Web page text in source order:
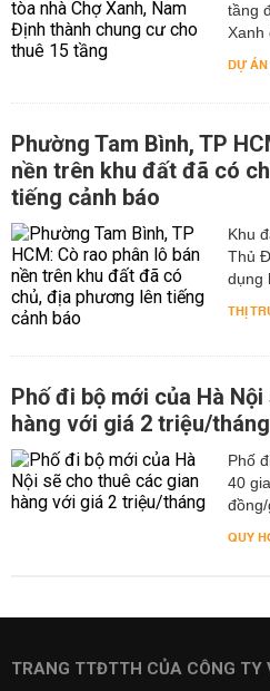
tầng
Xanh
DỰ ÁN
Phường Tam Bình, TP
nền trên khu đất đã có
tiếng cảnh báo
Khu
Thủ
dụng
THỊ
Phố đi bộ mới của Hà
hàng với giá 2 triệu/tháng
Phố
40
đồng/
QUY
TRANG TTĐTTH CỦA CÔNG TY